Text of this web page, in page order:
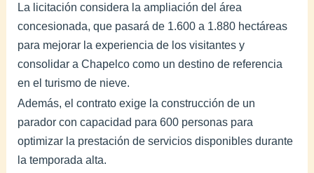
La licitación considera la ampliación del área
concesionada, que pasará de 1.600 a 1.880 hectáreas
para mejorar la experiencia de los visitantes y
consolidar a Chapelco como un destino de referencia
en el turismo de nieve.
Además, el contrato exige la construcción de un
parador con capacidad para 600 personas para
optimizar la prestación de servicios disponibles durante
la temporada alta.